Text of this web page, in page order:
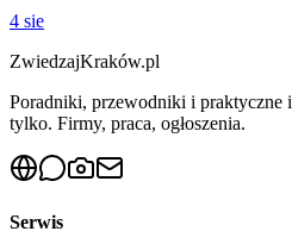
4 sie
ZwiedzajKraków.pl
Poradniki, przewodniki i
tylko. Firmy, praca, ogłoszenia.
Serwis